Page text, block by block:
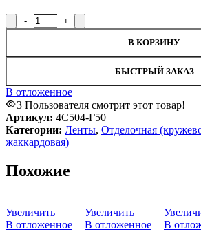
Количество товара Тесьма вязаная
В КОРЗИНУ
БЫСТРЫЙ ЗАКАЗ
В отложенное
3 Пользователя смотрит этот товар!
Артикул: 4С504-Г50
Категории: Ленты, Отделочная
жаккардовая)
Похожие
Увеличить
В отложенное
Увеличить
В отложенное
В